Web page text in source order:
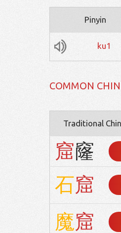
Pinyin
ku1
COMMON
Traditional
窟窿
石窟
魔窟